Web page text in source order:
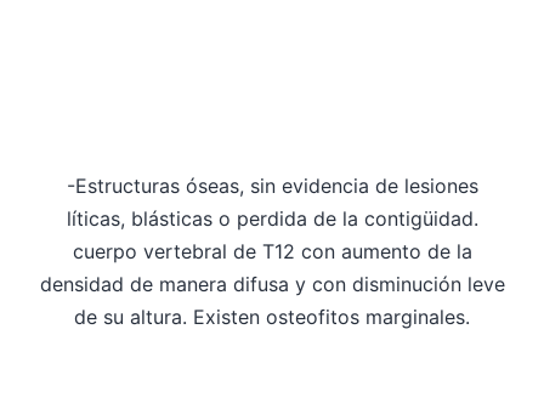
-Estructuras óseas, sin evidencia de lesiones
líticas, blásticas o perdida de la contigüidad.
cuerpo vertebral de T12 con aumento de la
densidad de manera difusa y con disminución leve
de su altura. Existen osteofitos marginales.